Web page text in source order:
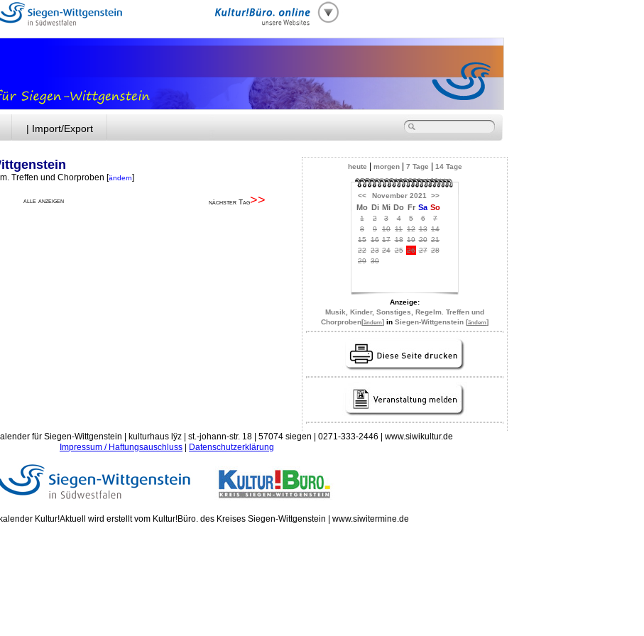
| Import/Export
Treffen und Chorproben [ändern]
alle anzeigen nächster Tag>>
heute morgen| 7 Tage 14 Tage
<< November 2021 >>
Mo Di Mi Do Fr Sa So
1 2 3 4 5 6
7
8
9 10 11 12 13 14
15 16 17 18 19 20 21
22 23 24 25 26 27 28
29 30
Anzeige:
Musik, Kinder, Sonstiges, Regelm. Treffen und
Chorproben[ändern] in Siegen-Wittgenstein [ändern]
für Siegen-Wittgenstein | kulturhaus lÿz | st.-johann-str. 18 | 57074 siegen | 0271-333-2446 | www.siwikultur.de
Impressum / Haftungsauschluss
Datenschutzerklärung
Kultur!Aktuell wird erstellt vom Kultur!Büro. des Kreises Siegen-Wittgenstein | www.siwitermine.de